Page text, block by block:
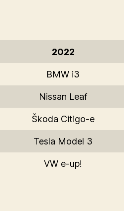
2022
BMW i3
Nissan Leaf
Škoda Citigo-e
Tesla Model 3
VW e-up!